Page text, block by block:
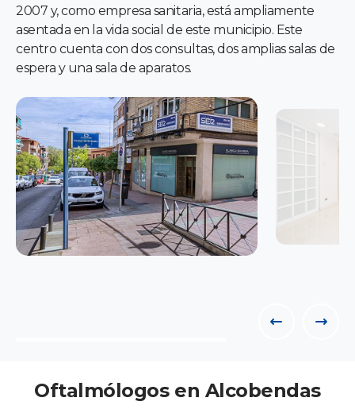
2007 y, como empresa sanitaria, está ampliamente
asentada en la vida social de este municipio. Este
centro cuenta con dos consultas, dos amplias salas de
espera y una sala de aparatos.
Oftalmólogos en Alcobendas